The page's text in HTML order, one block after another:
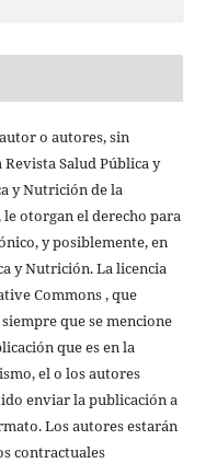
o autores, sin
Salud Pública y
y Nutrición de la
otorgan el derecho para
y posiblemente, en
y Nutrición. La licencia
Commons , que
que se mencione
que es en la
el o los autores
enviar la publicación a
Los autores estarán
contractuales